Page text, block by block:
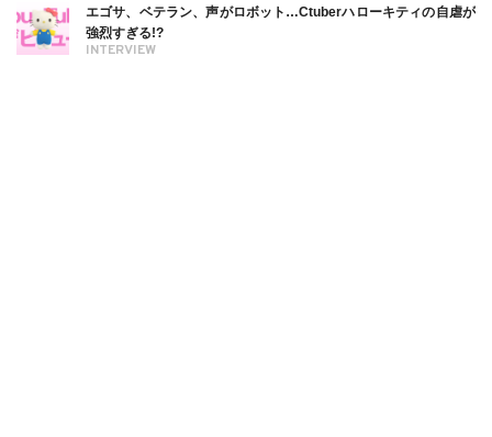
INTERVIEW
エゴサ、ベテラン、声がロボット…Ctuberハローキティの自虐が
強烈すぎる!?